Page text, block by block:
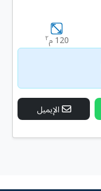
120 م ٢
الإيميل